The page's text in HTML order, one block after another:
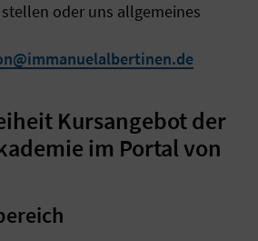
oder uns allgemeines
@immanuelalbertinen.de
Kursangebot der
im Portal von